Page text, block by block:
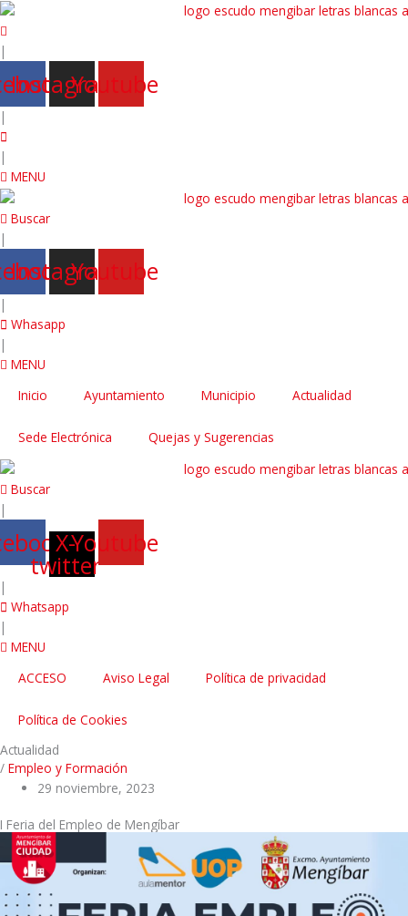
|
Instagram
Youtube
|
|
MENU
Buscar
|
Instagram
Youtube
|
Whasapp
|
MENU
Inicio
Ayuntamiento Municipio Actualidad
Sede Electrónica Quejas y Sugerencias
Buscar
|
X-
twitter
Youtube
|
Whatsapp
|
MENU
ACCESO
Aviso Legal Política de privacidad
Política de Cookies
Actualidad
/ Empleo y Formación
29 noviembre, 2023
I Feria del Empleo de Mengíbar